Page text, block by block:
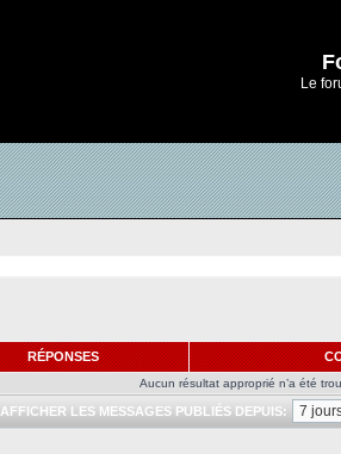
Le
RÉPONSES
Aucun résultat approprié n’a été
AFFICHER LES MESSAGES PUBLIÉS DEPUIS: